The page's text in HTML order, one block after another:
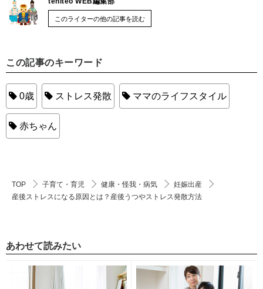
このライターの他の記事を読む
この記事のキーワード
0歳 ストレス発散 ママのライフスタイル
赤ちゃん
TOP 子育て・育児 健康・怪我・病気
妊娠出産
産後ストレスになる原因とは？産後うつやストレス発散方法
あわせて読みたい